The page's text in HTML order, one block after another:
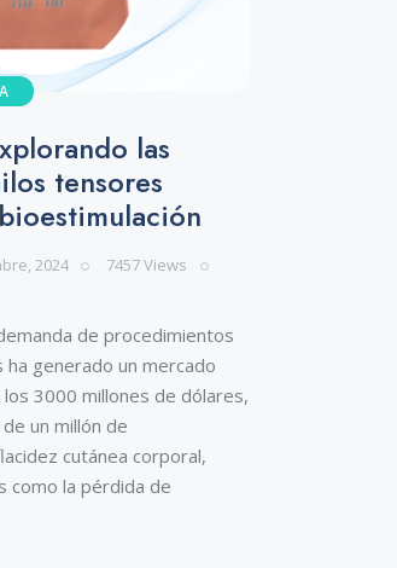
las
tensores
2024 7457 Views
de procedimientos
generado un mercado
3000 millones de dólares,
un millón de
cutánea corporal,
como la pérdida de